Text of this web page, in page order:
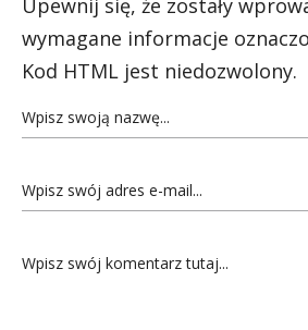
wymagane informacje
Kod HTML jest niedozwolony.